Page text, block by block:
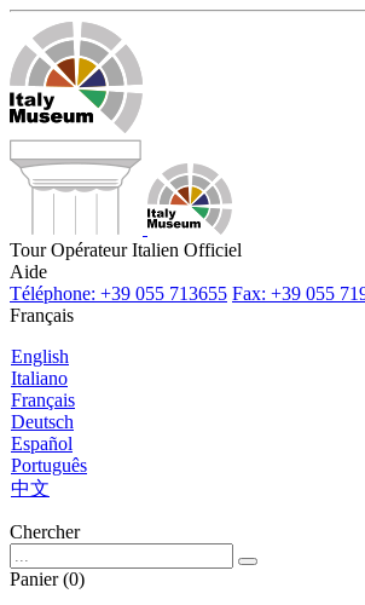
Tour Opérateur Italien Officiel
Aide
Téléphone: +39 055 713655 Fax: +39 055
Français
English
Italiano
Français
Deutsch
Español
Português
中文
Chercher
Panier (0)